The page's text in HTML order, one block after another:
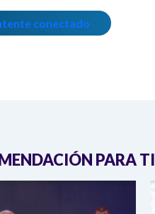
conectado
PARA TI